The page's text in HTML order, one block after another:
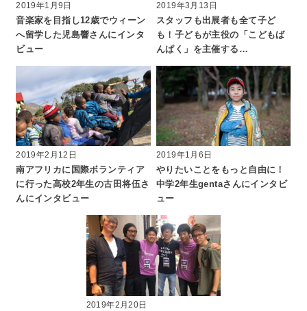
2019年1月9日
音楽家を目指し12歳でウィーン
へ留学した児島響さんにインタ
ビュー
2019年3月13日
スタッフも出展者も全て子ど
も！子どもが主役の「こどもば
んぱく」を主催する…
2019年2月12日
南アフリカに国際ボランティア
に行った高校2年生の古田将伍さ
んにインタビュー
2019年1月6日
やりたいことをもっと自由に！
中学2年生gentaさんにインタビ
ュー
2019年2月20日